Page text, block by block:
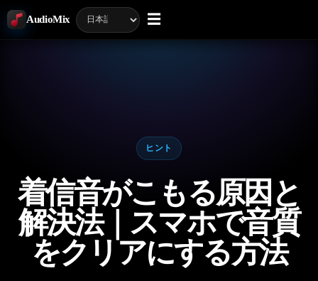
AudioMix ☰
ヒント
着信音がこもる原因と
解決法｜スマホで音質
をクリアにする方法